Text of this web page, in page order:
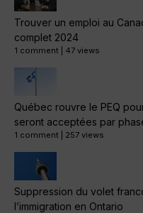
Trouver un emploi au
complet 2024
1 comment 47 views
Québec rouvre le PEQ
seront acceptées par
1 comment 257 views
Suppression du volet
l’immigration en Ontario